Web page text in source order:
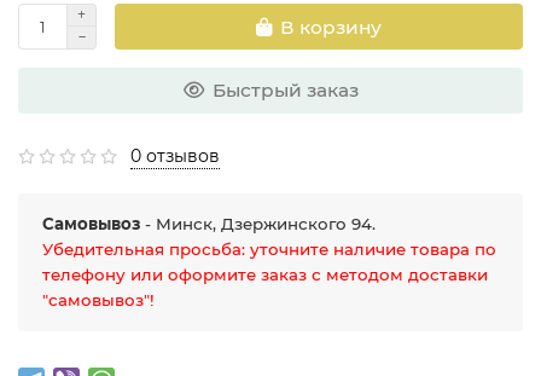
В корзину
Быстрый заказ
0 отзывов
Самовывоз - Минск, Дзержинского 94.
Убедительная просьба: уточните наличие товара по
телефону или оформите заказ с методом доставки
"самовывоз"!